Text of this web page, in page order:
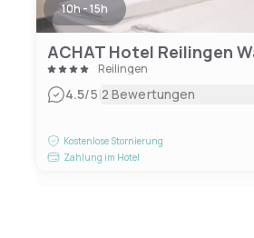
10h - 15h
ACHAT Hotel Reilingen
Reilingen
4.5/5|2 Bewertungen
Kostenlose Stornierung
Zahlung im Hotel